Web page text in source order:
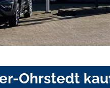
Ohrstedt